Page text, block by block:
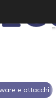
e attacchi